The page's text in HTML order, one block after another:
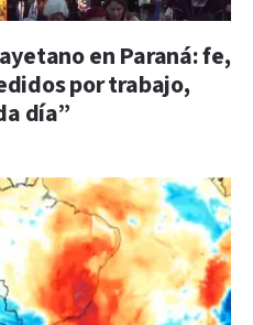
en Paraná: fe,
por trabajo,
día”